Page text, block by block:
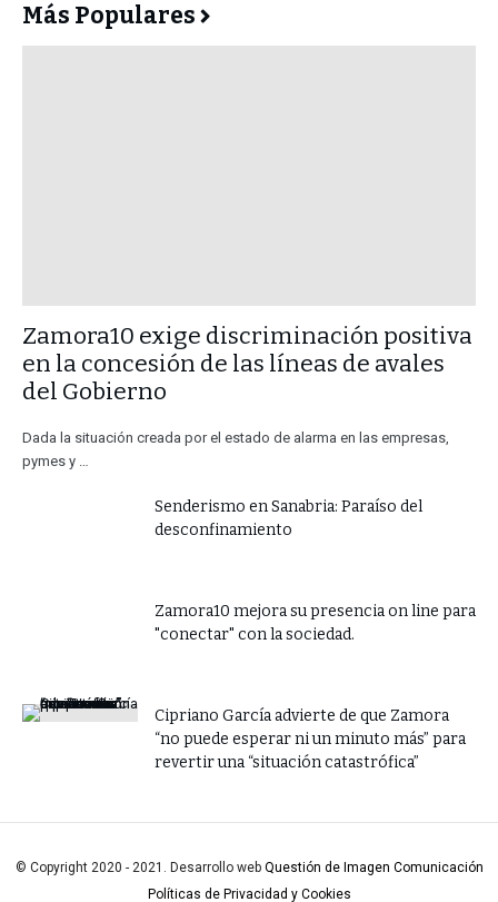
Más Populares
​Zamora10 exige discriminación positiva
en la concesión de las líneas de avales
del Gobierno
Dada la situación creada por el estado de alarma en las empresas,
pymes y …
Senderismo en Sanabria: Paraíso del
desconfinamiento
Zamora10 mejora su presencia on line para
"conectar" con la sociedad.
​Cipriano García advierte de que Zamora
“no puede esperar ni un minuto más” para
revertir una “situación catastrófica”
© Copyright 2020 - 2021. Desarrollo web Questión de Imagen Comunicación
Políticas de Privacidad y Cookies